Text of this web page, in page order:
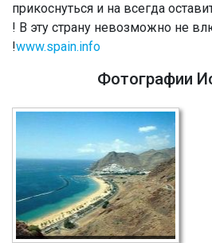
прикоснуться и на всегда
! В эту страну невозможно не
!www.spain.info
Фотографии